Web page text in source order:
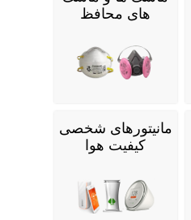
های محافظ
مانیتورهای شخصی
کیفیت هوا